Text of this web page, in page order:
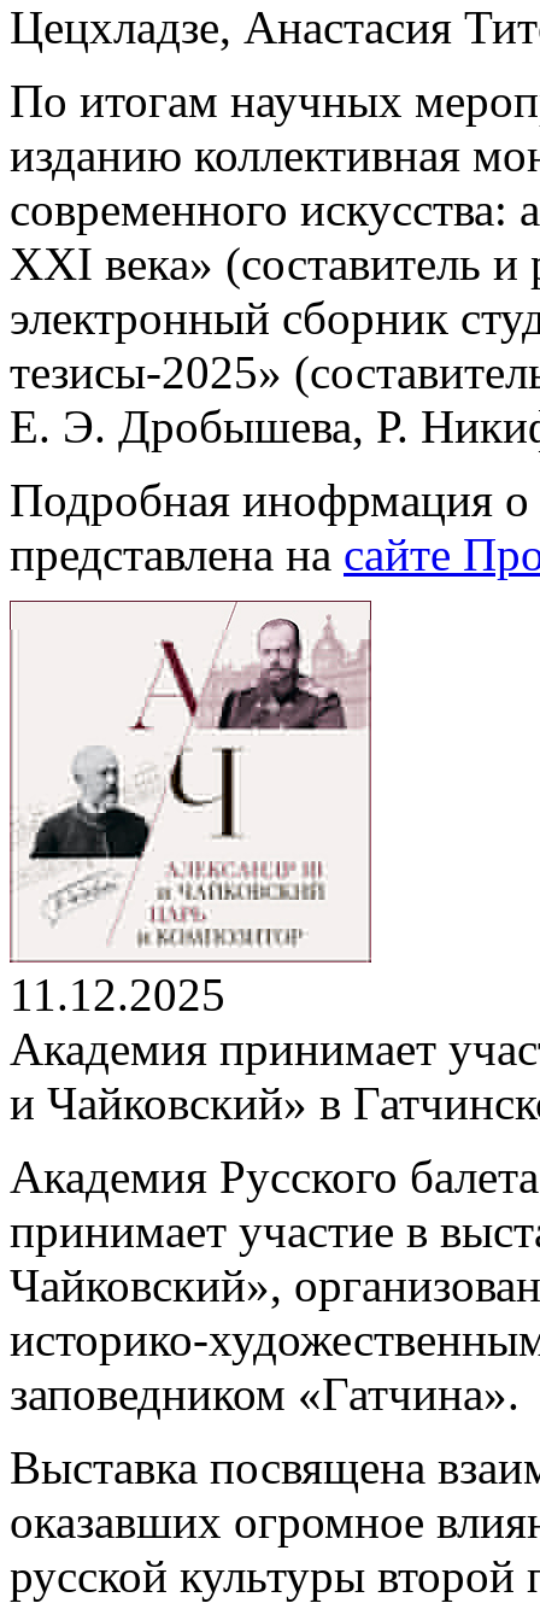
Цецхладзе, Анастасия
По итогам научных
изданию коллективная
современного искусства:
XXI века» (составитель
электронный сборник
тезисы-2025»
Е. Э. Дробышева, Р.
Подробная инофрмация
представлена на сайте
11.12.2025
Академия принимает
и Чайковский» в
Академия Русского
принимает участие в
Чайковский»,
историко-
заповедником «Гатчина».
Выставка посвящена
оказавших огромное
русской культуры